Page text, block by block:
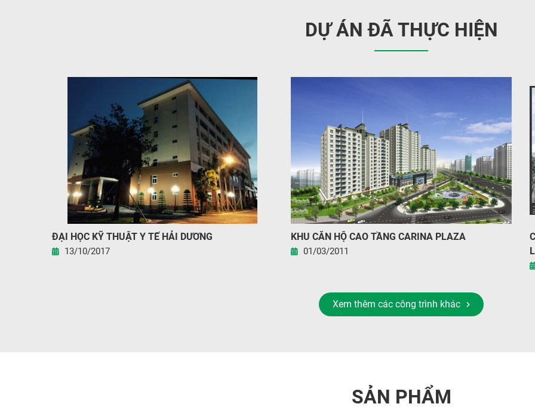
DỰ ÁN ĐÃ THỰC HIỆN
ĐẠI HỌC KỸ THUẬT Y TẾ HẢI DƯƠNG
13/10/2017
KHU CĂN HỘ CAO TẦNG CARINA PLAZA
01/03/2011
Xem thêm các công trình khác
SẢN PHẨM